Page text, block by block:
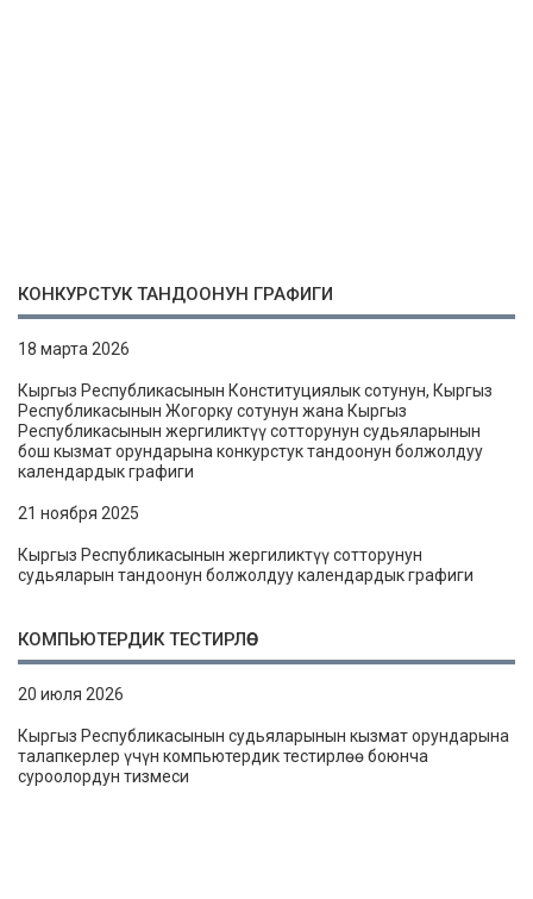
КОНКУРСТУК ТАНДООНУН ГРАФИГИ
18 марта 2026
Кыргыз Республикасынын Конституциялык сотунун, Кыргыз
Республикасынын Жогорку сотунун жана Кыргыз
Республикасынын жергиликтүү сотторунун судьяларынын
бош кызмат орундарына конкурстук тандоонун болжолдуу
календардык графиги
21 ноября 2025
Кыргыз Республикасынын жергиликтүү сотторунун
судьяларын тандоонун болжолдуу календардык графиги
КОМПЬЮТЕРДИК ТЕСТИРЛӨӨ
20 июля 2026
Кыргыз Республикасынын судьяларынын кызмат орундарына
талапкерлер үчүн компьютердик тестирлөө боюнча
суроолордун тизмеси